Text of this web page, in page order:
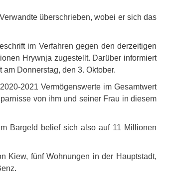
überschrieben, wobei er sich das
im Verfahren gegen den derzeitigen
Hrywnja zugestellt. Darüber informiert
Donnerstag, den 3. Oktober.
2021 Vermögenswerte im Gesamtwert
von ihm und seiner Frau in diesem
Bargeld belief sich also auf 11 Millionen
Kiew, fünf Wohnungen in der Hauptstadt,